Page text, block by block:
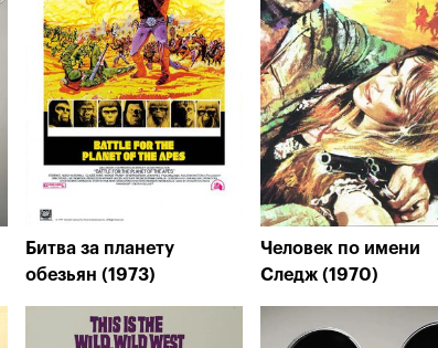
Битва за планету
обезьян (1973)
Человек по имени
Следж (1970)